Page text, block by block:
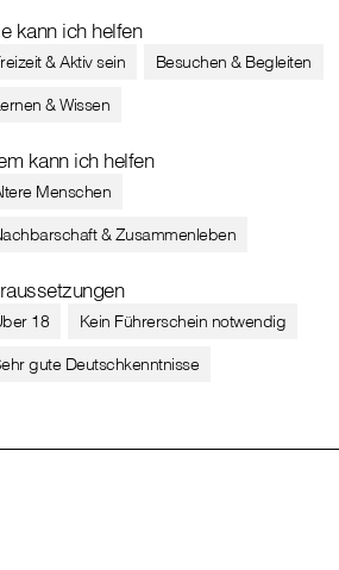
kann ich helfen
& Aktiv sein
Besuchen & Begleiten
& Wissen
kann ich helfen
Menschen
& Zusammenleben
18
Kein Führerschein notwendig
gute Deutschkenntnisse